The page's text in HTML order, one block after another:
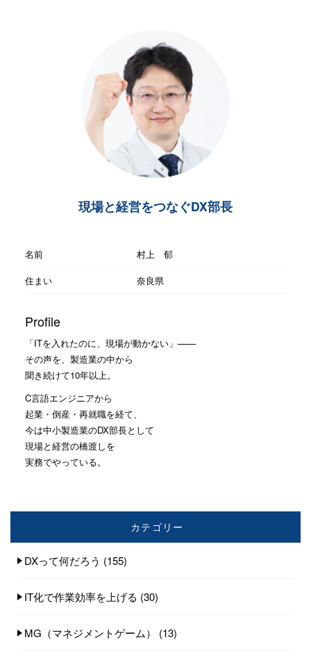
現場と経営をつなぐDX部長
名前
村上 郁
住まい
奈良県
Profile
「ITを入れたのに、現場が動かない」——
その声を、製造業の中から
聞き続けて10年以上。
C言語エンジニアから
起業・倒産・再就職を経て、
今は中小製造業のDX部長として
現場と経営の橋渡しを
実務でやっている。
カテゴリー
DXって何だろう (155)
IT化で作業効率を上げる (30)
MG（マネジメントゲーム） (13)